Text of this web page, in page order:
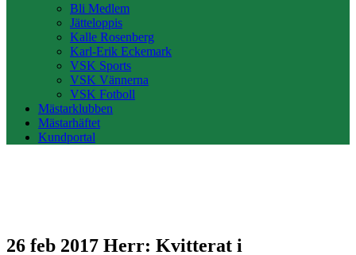
Bli Medlem
Jätteloppis
Kalle Rosenberg
Karl-Erik Eckemark
VSK Sports
VSK Vännerna
VSK Fotboll
Mästarklubben
Mästarhäftet
Kundportal
26 feb 2017 Herr: Kvitterat i